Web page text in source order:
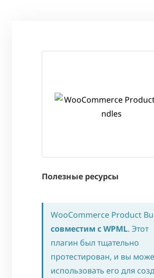
Полезные ресурсы
WooCommerce Product
совместим с WPML. Этот
плагин был тщательно
протестирован, и вы
использовать его для